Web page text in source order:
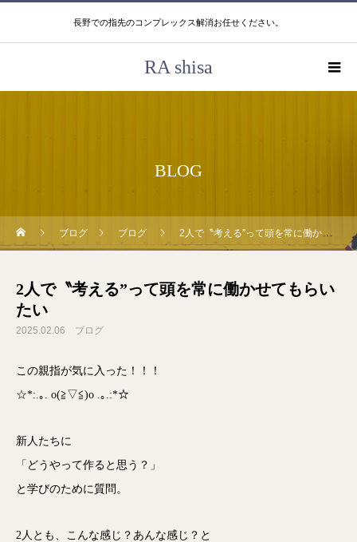
長野での指先のコンプレックス解消お任せください。
RA shisa
BLOG
ブログ ブログ 2人で〝考える”って頭を常に働かせてもらいたい
2人で〝考える”って頭を常に働かせてもらい
たい
2025.02.06 ブログ
この親指が気に入った！！！
☆*:.｡. o(≧▽≦)o .｡.:*☆
新人たちに
「どうやって作ると思う？」
と学びのために質問。
2人とも、こんな感じ？あんな感じ？と